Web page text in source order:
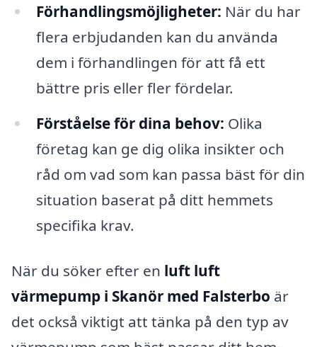
Förhandlingsmöjligheter: När du har
flera erbjudanden kan du använda
dem i förhandlingen för att få ett
bättre pris eller fler fördelar.
Förståelse för dina behov: Olika
företag kan ge dig olika insikter och
råd om vad som kan passa bäst för din
situation baserat på ditt hemmets
specifika krav.
När du söker efter en luft luft
värmepump i Skanör med Falsterbo är
det också viktigt att tänka på den typ av